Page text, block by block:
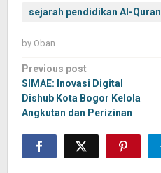
sejarah pendidikan Al-Quran
by Oban
Post
navigation
Previous post
SIMAE: Inovasi Digital
Dishub Kota Bogor Kelola
Angkutan dan Perizinan